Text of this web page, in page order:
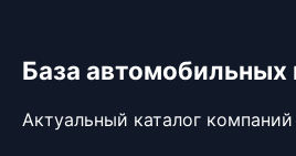
База автомобильных
Актуальный каталог